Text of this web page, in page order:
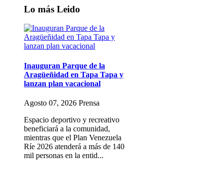
Lo más Leido
Inauguran Parque de la
Aragüeñidad en Tapa Tapa y
lanzan plan vacacional
Agosto 07, 2026 Prensa
Espacio deportivo y recreativo
beneficiará a la comunidad,
mientras que el Plan Venezuela
Ríe 2026 atenderá a más de 140
mil personas en la entid...